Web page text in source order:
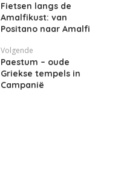
Fietsen langs de
Amalfikust: van
Positano naar Amalfi
Volgende
Paestum – oude
Griekse tempels in
Campanië